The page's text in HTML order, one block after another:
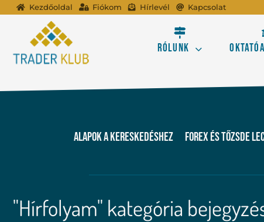
KihagyásKezdőoldal Fiókom Hírlevél Kapcsolat
Rólunk
Alapok a kereskedéshez FOREX és tőzsde
"Hírfolyam" kategória